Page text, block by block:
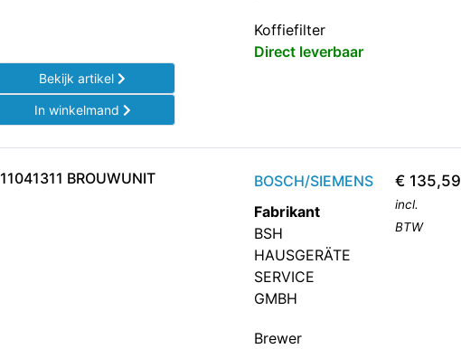
Koffiefilter
Direct leverbaar
Bekijk artikel
In winkelmand
11041311 BROUWUNIT
BOSCH/SIEMENS
Fabrikant
BSH
HAUSGERÄTE
SERVICE
GMBH
Brewer
€ 135,59
incl.
BTW